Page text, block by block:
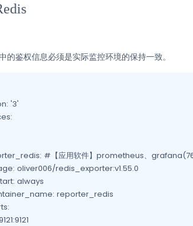
的鉴权信息必须是实际监控环境的保持一致。
'3'
#【应用软件】prometheus、
oliver006/redis_exporter:v1.55.0
always
reporter_redis